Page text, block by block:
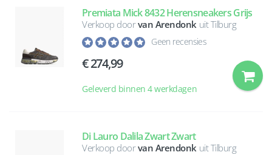
Premiata Mick 8432 Herensneakers Grijs
Verkoop doorvan Arendonk uit Tilburg
Geen recensies
274,99
Geleverd binnen 4 werkdagen
Di Lauro Dalila Zwart Zwart
Verkoop doorvan Arendonk uit Tilburg